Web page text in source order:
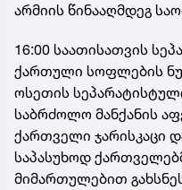
არმიის წინააღმდეგ
16:00 საათისათვის
ქართული სოფლების
ოსეთის
საბრძოლო მანქანის
ქართველი ჯარისკაცი
საპასუხოდ
მიმართულებით